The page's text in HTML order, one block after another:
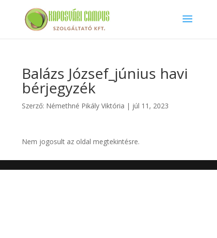
Balázs József_június havi
bérjegyzék
Szerző: Némethné Pikály Viktória | júl 11, 2023
Nem jogosult az oldal megtekintésre.